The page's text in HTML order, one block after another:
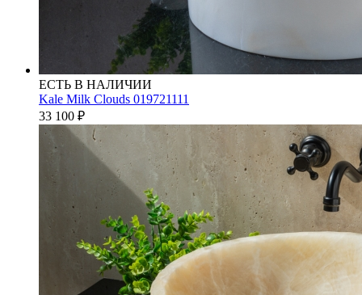
ЕСТЬ В НАЛИЧИИ
Kale Milk Clouds 019721111
33 100 ₽